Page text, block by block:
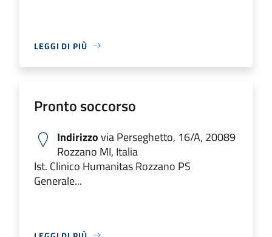
LEGGI DI PIÙ
Pronto soccorso
Indirizzovia Perseghetto, 16/A, 20089
Rozzano MI, Italia
Ist. Clinico Humanitas Rozzano PS
Generale...